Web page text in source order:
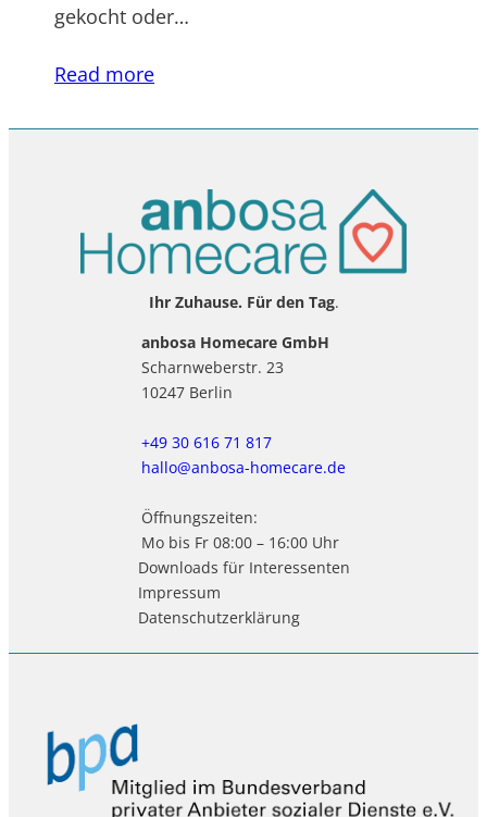
gekocht oder…
Read more
Ihr Zuhause. Für den Tag.
anbosa Homecare GmbH
Scharnweberstr. 23
10247 Berlin
+49 30 616 71 817
hallo@anbosa-homecare.de
Öffnungszeiten:
Mo bis Fr 08:00 – 16:00 Uhr
Downloads für Interessenten
Impressum
Datenschutzerklärung